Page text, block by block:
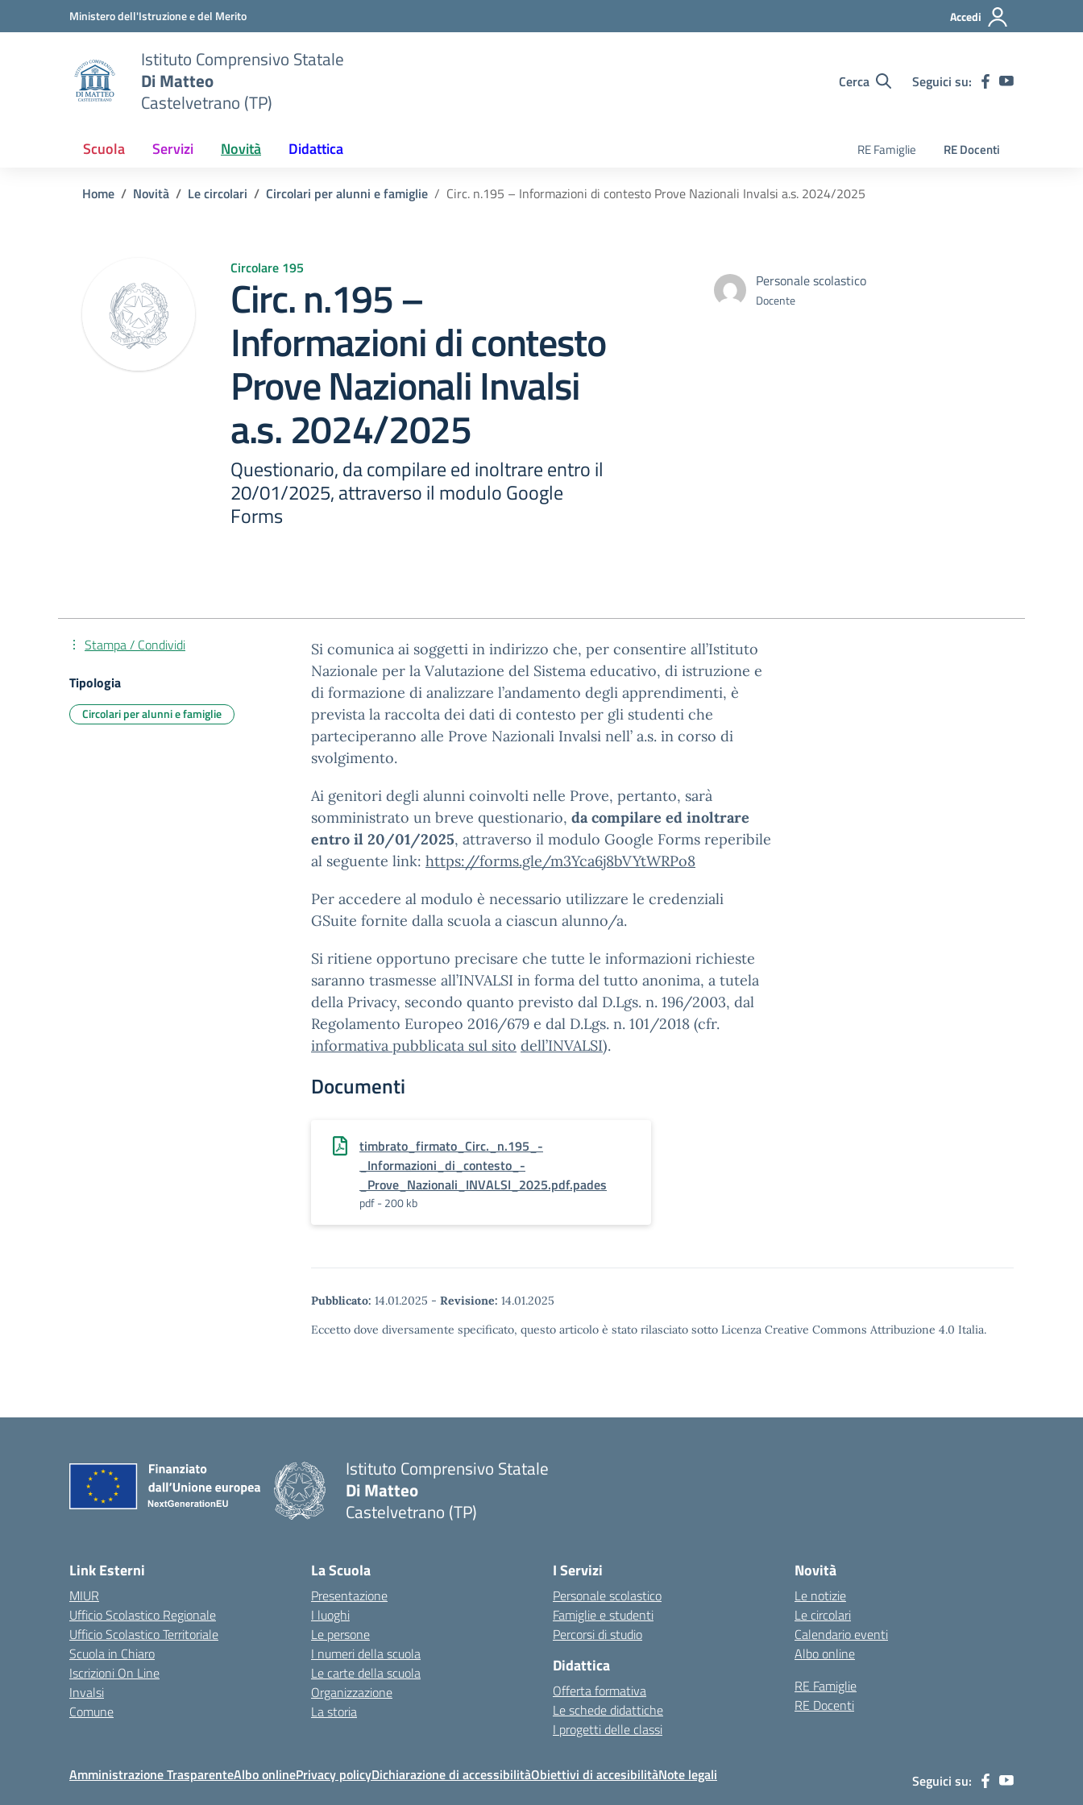
Vai ai contenuti
Vai al menu di navigazioneMinistero dell'Istruzione e del Merito Accedi
Istituto Comprensivo Statale
Di Matteo
Castelvetrano (TP)
Cerca Seguici su:
Scuola Servizi Novità Didattica RE Famiglie RE Docenti
Home Novità Le circolari Circolari per alunni e famiglie Circ. n.195 – Informazioni di contesto Prove Nazionali Invalsi a.s. 2024/2025
Circolare 195
Circ. n.195 –
Informazioni di contesto
Prove Nazionali Invalsi
a.s. 2024/2025
Questionario, da compilare ed inoltrare entro il
20/01/2025, attraverso il modulo Google
Forms
Personale scolastico
Docente
Si comunica ai soggetti in indirizzo che, per consentire all’Istituto
Nazionale per la Valutazione del Sistema educativo, di istruzione e
di formazione di analizzare l’andamento degli apprendimenti, è
prevista la raccolta dei dati di contesto per gli studenti che
parteciperanno alle Prove Nazionali Invalsi nell’ a.s. in corso di
svolgimento.
Ai genitori degli alunni coinvolti nelle Prove, pertanto, sarà
somministrato un breve questionario, da compilare ed inoltrare
entro il 20/01/2025, attraverso il modulo Google Forms reperibile
al seguente link: https://forms.gle/m3Yca6j8bVYtWRPo8
Per accedere al modulo è necessario utilizzare le credenziali
GSuite fornite dalla scuola a ciascun alunno/a.
Si ritiene opportuno precisare che tutte le informazioni richieste
saranno trasmesse all’INVALSI in forma del tutto anonima, a tutela
della Privacy, secondo quanto previsto dal D.Lgs. n. 196/2003, dal
Regolamento Europeo 2016/679 e dal D.Lgs. n. 101/2018 (cfr.
informativa pubblicata sul sito dell’INVALSI).
Documenti
timbrato_firmato_Circ._n.195_-
_Informazioni_di_contesto_-
_Prove_Nazionali_INVALSI_2025.pdf.pades
pdf - 200 kb
Pubblicato: 14.01.2025 - Revisione: 14.01.2025
Eccetto dove diversamente specificato, questo articolo è stato rilasciato sotto Licenza Creative Commons Attribuzione 4.0 Italia.
Stampa / Condividi
Tipologia
Circolari per alunni e famiglie
Istituto Comprensivo Statale
Di Matteo
Castelvetrano (TP)
Link Esterni
MIUR
Ufficio Scolastico Regionale
Ufficio Scolastico Territoriale
Scuola in Chiaro
Iscrizioni On Line
Invalsi
Comune
La Scuola
Presentazione
I luoghi
Le persone
I numeri della scuola
Le carte della scuola
Organizzazione
La storia
I Servizi
Personale scolastico
Famiglie e studenti
Percorsi di studio
Didattica
Offerta formativa
Le schede didattiche
I progetti delle classi
Novità
Le notizie
Le circolari
Calendario eventi
Albo online
RE Famiglie
RE Docenti
Amministrazione TrasparenteAlbo onlinePrivacy policyDichiarazione di accessibilitàObiettivi di accesibilitàNote legali Seguici su: